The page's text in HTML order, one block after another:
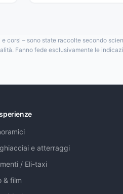
corsi – sono state raccolte secondo
Fanno fede esclusivamente le
e atterraggi
/ Eli-taxi
& film